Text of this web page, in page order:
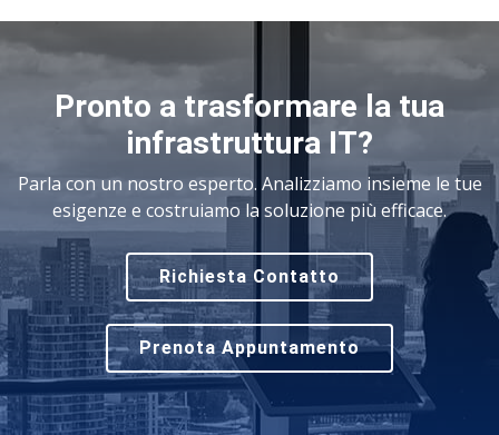
Pronto a trasformare la tua
infrastruttura IT?
Parla con un nostro esperto. Analizziamo insieme le tue
esigenze e costruiamo la soluzione più efficace.
Richiesta Contatto
Prenota Appuntamento